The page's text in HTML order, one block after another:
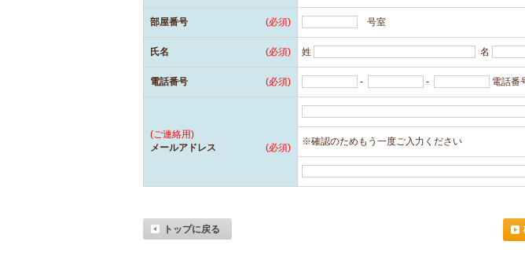
(必須)
部屋番号 号室
(必須)
氏名 姓 名
(必須)
電話番号 - - 電話番
(ご連絡用)
(必須)
メールアドレス
※確認のためもう一度ご入力ください
トップに戻る